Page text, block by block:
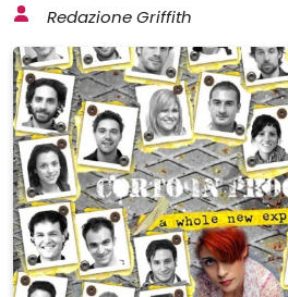
Redazione Griffith